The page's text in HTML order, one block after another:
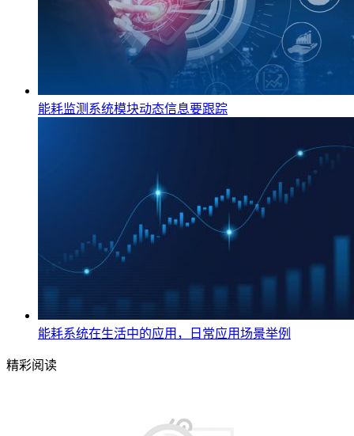
能耗监测系统模块动态信息要跟踪
能耗系统在生活中的应用，日常应用场景举例
精彩阅读